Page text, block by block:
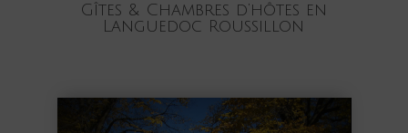
Gîtes & Chambres d’hôtes en
Languedoc Roussillon